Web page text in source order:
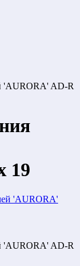
'AURORA' AD-R
19
'AURORA' AD-R